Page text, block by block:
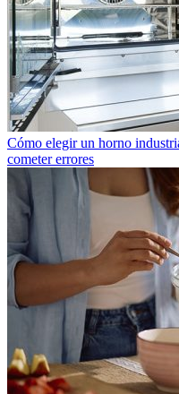
Cómo elegir un horno
cometer errores